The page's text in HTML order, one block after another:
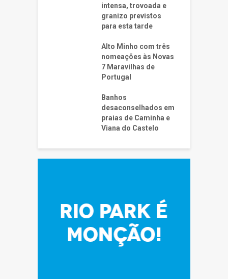
intensa, trovoada e
granizo previstos
para esta tarde
Alto Minho com três
nomeações às Novas
7 Maravilhas de
Portugal
Banhos
desaconselhados em
praias de Caminha e
Viana do Castelo